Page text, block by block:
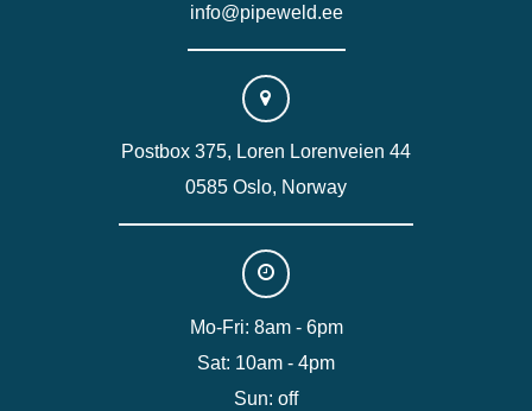
info@pipeweld.ee
Postbox 375, Loren Lorenveien 44
0585 Oslo, Norway
Mo-Fri: 8am - 6pm
Sat: 10am - 4pm
Sun: off